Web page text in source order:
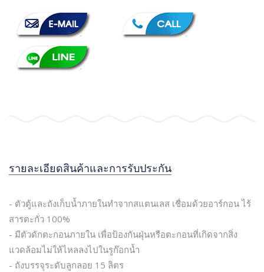
รายละเอียดสินค้าและการรับประกัน
- ตัวตู้และถังเก็บน้ำภายในทำจากสแตนเลส เชื่อมด้วยอาร์กอน ไร้
สารตะกั่ว 100%
- มีตัวดักตะกอนภายใน เพื่อป้องกันฝุ่นหรือตะกอนที่เกิดจากสิ่ง
แวดล้อมไม่ให้ไหลลงไปในรูก๊อกน้ำ
- ถังบรรจุระดับลูกลอย 15 ลิตร